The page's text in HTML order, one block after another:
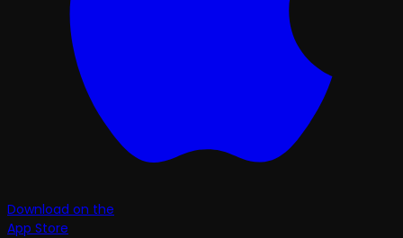
Download on the
App Store